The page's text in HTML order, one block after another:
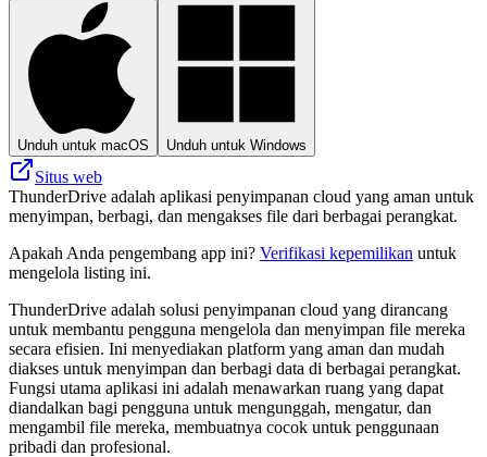
Unduh untuk macOS Unduh untuk Windows
Situs web
ThunderDrive adalah aplikasi penyimpanan cloud yang aman untuk
menyimpan, berbagi, dan mengakses file dari berbagai perangkat.
Apakah Anda pengembang app ini? Verifikasi kepemilikan untuk
mengelola listing ini.
ThunderDrive adalah solusi penyimpanan cloud yang dirancang
untuk membantu pengguna mengelola dan menyimpan file mereka
secara efisien. Ini menyediakan platform yang aman dan mudah
diakses untuk menyimpan dan berbagi data di berbagai perangkat.
Fungsi utama aplikasi ini adalah menawarkan ruang yang dapat
diandalkan bagi pengguna untuk mengunggah, mengatur, dan
mengambil file mereka, membuatnya cocok untuk penggunaan
pribadi dan profesional.